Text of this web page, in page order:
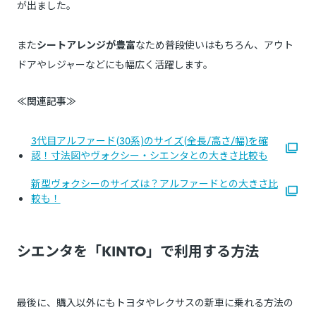
が出ました。
またシートアレンジが豊富なため普段使いはもちろん、アウト
ドアやレジャーなどにも幅広く活躍します。
≪関連記事≫
3代目アルファード(30系)のサイズ(全長/高さ/幅)を確
認！寸法図やヴォクシー・シエンタとの大きさ比較も
新型ヴォクシーのサイズは？アルファードとの大きさ比
較も！
シエンタを「KINTO」で利用する方法
最後に、購入以外にもトヨタやレクサスの新車に乗れる方法の